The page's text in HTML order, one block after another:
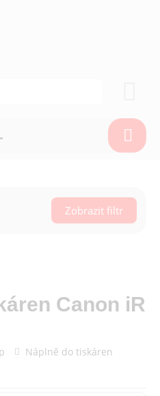
Zobrazit filtr
Canon iR
Náplně do tiskáren